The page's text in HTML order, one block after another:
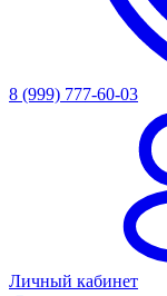
8 (999) 777-60-03
Личный кабинет